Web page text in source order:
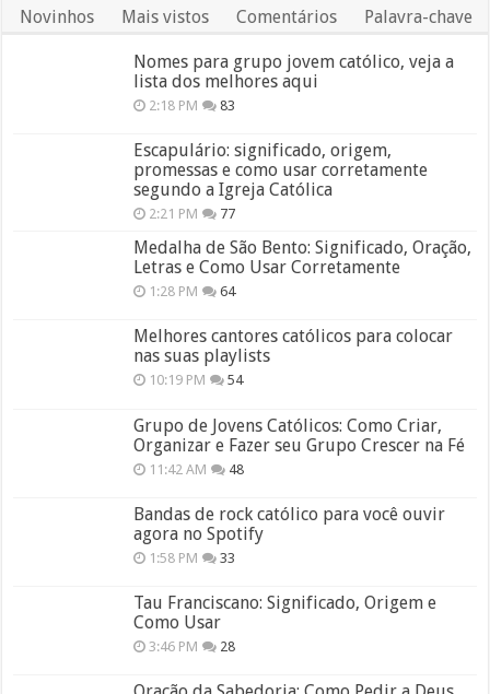
Novinhos Mais vistos Comentários Palavra-chave
Nomes para grupo jovem católico, veja a
lista dos melhores aqui
2:18 PM 83
Escapulário: significado, origem,
promessas e como usar corretamente
segundo a Igreja Católica
2:21 PM 77
Medalha de São Bento: Significado, Oração,
Letras e Como Usar Corretamente
1:28 PM 64
Melhores cantores católicos para colocar
nas suas playlists
10:19 PM 54
Grupo de Jovens Católicos: Como Criar,
Organizar e Fazer seu Grupo Crescer na Fé
11:42 AM 48
Bandas de rock católico para você ouvir
agora no Spotify
1:58 PM 33
Tau Franciscano: Significado, Origem e
Como Usar
3:46 PM 28